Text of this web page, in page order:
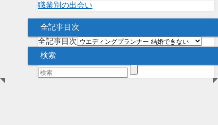
職業別の出会い
全記事目次
全記事目次
検索